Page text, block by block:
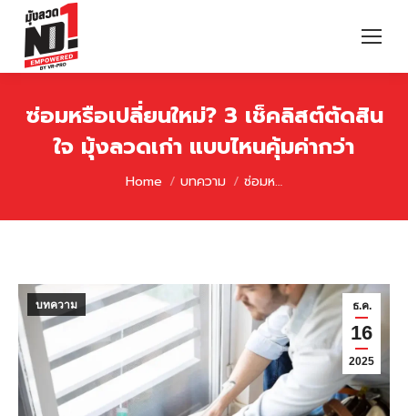
ซ่อมหรือเปลี่ยนใหม่? 3 เช็คลิสต์ตัดสิน
ใจ มุ้งลวดเก่า แบบไหนคุ้มค่ากว่า
You are here:
Home บทความ ซ่อมห…
ธ.ค.
16
2025
บทความ